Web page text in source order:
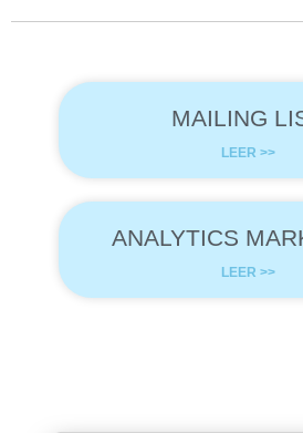
MAILING
LEER >>
ANALYTICS
LEER >>